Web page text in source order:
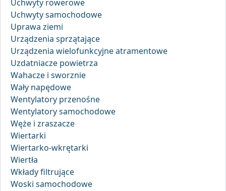
Uchwyty rowerowe
Uchwyty samochodowe
Uprawa ziemi
Urządzenia sprzątające
Urządzenia wielofunkcyjne atramentowe
Uzdatniacze powietrza
Wahacze i sworznie
Wały napędowe
Wentylatory przenośne
Wentylatory samochodowe
Węże i zraszacze
Wiertarki
Wiertarko-wkrętarki
Wiertła
Wkłady filtrujące
Woski samochodowe